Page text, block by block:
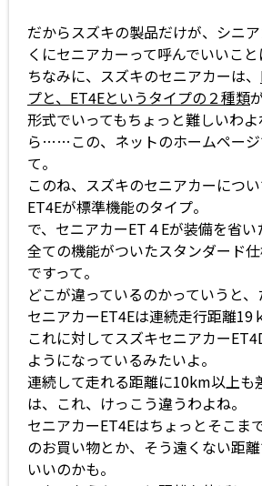
だからスズキの製品だけが、シニ
くにセニアカーって呼んでいいこと
ちなみに、スズキのセニアカーは、
プと、ET4Eというタイプの２種類
形式でいってもちょっと難しいわ
ら……この、ネットのホームペー
て。
このね、スズキのセニアカーにつ
ET4Eが標準機能のタイプ。
で、セニアカーET４Eが装備を省
全ての機能がついたスタンダード
ですって。
どこが違っているのかっていうと
セニアカーET4Eは連続走行距離19
これに対してスズキセニアカー
ようになっているみたいよ。
連続して走れる距離に10km以上も
は、これ、けっこう違うわよね。
セニアカーET4Eはちょっとそこ
のお買い物とか、そう遠くない距
いいのかも。